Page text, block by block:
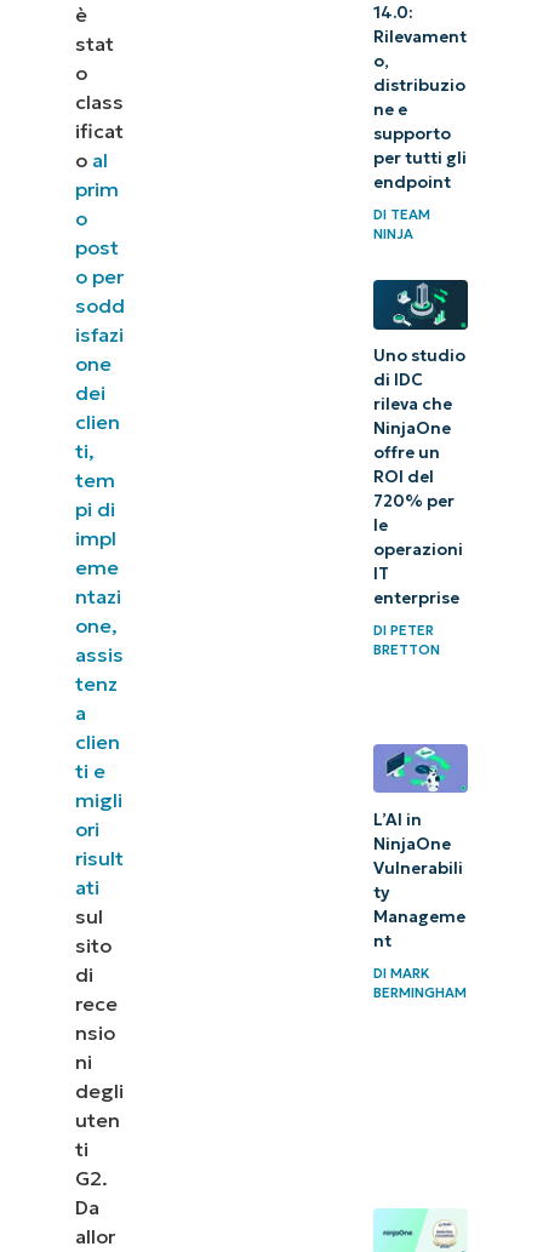
è
stat
o
class
ificat
o al
prim
o
post
o per
sodd
isfazi
one
dei
clien
ti,
tem
pi di
impl
eme
ntazi
one,
assis
tenz
a
clien
ti e
migli
ori
risult
ati
sul
sito
di
rece
nsio
ni
degli
uten
ti
G2.
Da
allor
14.0:
Rilevament
o,
distribuzio
ne e
supporto
per tutti gli
endpoint
DITEAM
NINJA
Uno studio
di IDC
rileva che
NinjaOne
offre un
ROI del
720% per
le
operazioni
IT
enterprise
DIPETER
BRETTON
L’AI in
NinjaOne
Vulnerabili
ty
Manageme
nt
DIMARK
BERMINGHAM